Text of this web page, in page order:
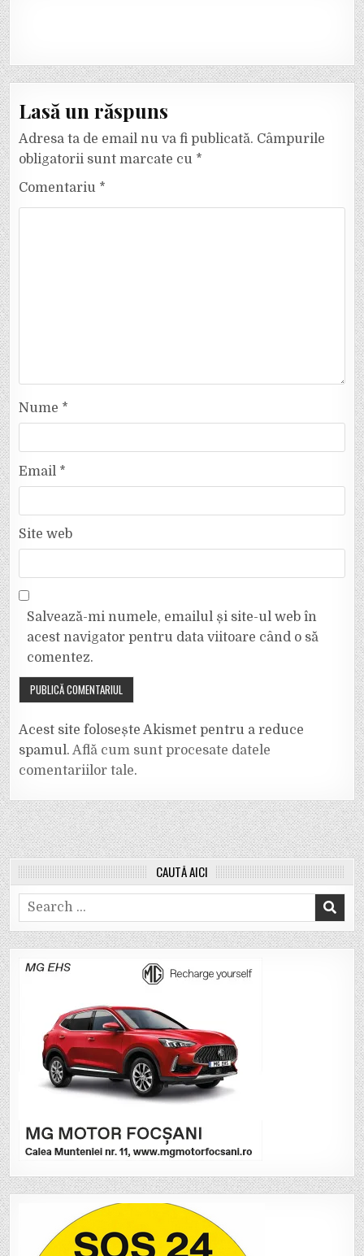
Lasă un răspuns
Adresa ta de email nu va fi publicată. Câmpurile
obligatorii sunt marcate cu *
Comentariu *
Nume *
Email *
Site web
Salvează-mi numele, emailul și site-ul web în
acest navigator pentru data viitoare când o să
comentez.
Acest site folosește Akismet pentru a reduce
spamul.Află cum sunt procesate datele
comentariilor tale.
CAUTĂ AICI
Search
for: